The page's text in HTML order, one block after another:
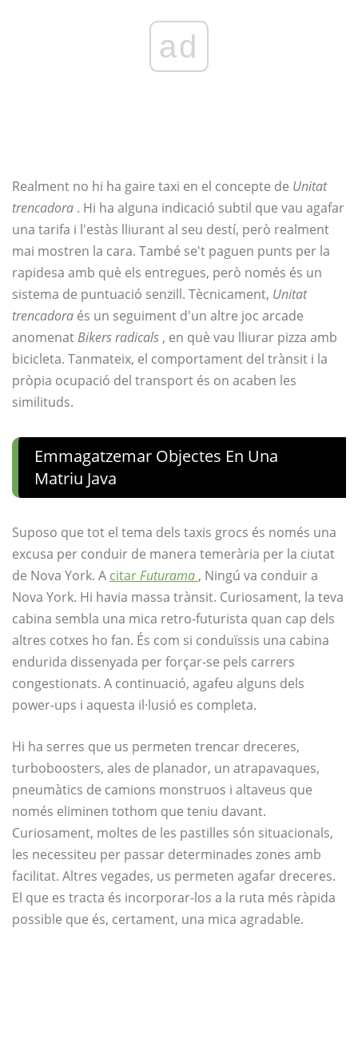
ad
Realment no hi ha gaire taxi en el concepte de Unitat
trencadora . Hi ha alguna indicació subtil que vau agafar
una tarifa i l'estàs lliurant al seu destí, però realment
mai mostren la cara. També se't paguen punts per la
rapidesa amb què els entregues, però només és un
sistema de puntuació senzill. Tècnicament, Unitat
trencadora és un seguiment d'un altre joc arcade
anomenatBikers radicals , en què vau lliurar pizza amb
bicicleta. Tanmateix, el comportament del trànsit i la
pròpia ocupació del transport és on acaben les
similituds.
Emmagatzemar Objectes En Una
Matriu Java
Suposo que tot el tema dels taxis grocs és només una
excusa per conduir de manera temerària per la ciutat
de Nova York. A citarFuturama , Ningú va conduir a
Nova York. Hi havia massa trànsit. Curiosament, la teva
cabina sembla una mica retro-futurista quan cap dels
altres cotxes ho fan. És com si conduïssis una cabina
endurida dissenyada per forçar-se pels carrers
congestionats. A continuació, agafeu alguns dels
power-ups i aquesta il·lusió es completa.
Hi ha serres que us permeten trencar dreceres,
turboboosters, ales de planador, un atrapavaques,
pneumàtics de camions monstruos i altaveus que
només eliminen tothom que teniu davant.
Curiosament, moltes de les pastilles són situacionals,
les necessiteu per passar determinades zones amb
facilitat. Altres vegades, us permeten agafar dreceres.
El que es tracta és incorporar-los a la ruta més ràpida
possible que és, certament, una mica agradable.